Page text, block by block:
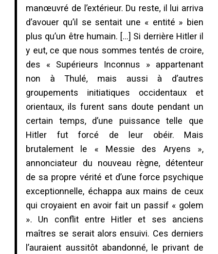
manœuvré de l’extérieur. Du reste, il lui arriva
d’avouer qu’il se sentait une « entité » bien
plus qu’un être humain. […] Si derrière Hitler il
y eut, ce que nous sommes tentés de croire,
des « Supérieurs Inconnus » appartenant
non à Thulé, mais aussi à d’autres
groupements initiatiques occidentaux et
orientaux, ils furent sans doute pendant un
certain temps, d’une puissance telle que
Hitler fut forcé de leur obéir. Mais
brutalement le « Messie des Aryens »,
annonciateur du nouveau règne, détenteur
de sa propre vérité et d’une force psychique
exceptionnelle, échappa aux mains de ceux
qui croyaient en avoir fait un passif « golem
». Un conflit entre Hitler et ses anciens
maîtres se serait alors ensuivi. Ces derniers
l’auraient aussitôt abandonné, le privant de